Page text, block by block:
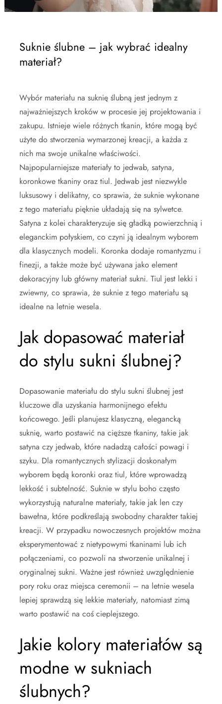
Suknie ślubne – jak wybrać idealny
materiał?
Wybór materiału na suknię ślubną jest jednym z
najważniejszych kroków w procesie jej projektowania i
zakupu. Istnieje wiele różnych tkanin, które mogą być
użyte do stworzenia wymarzonej kreacji, a każda z
nich ma swoje unikalne właściwości.
Najpopularniejsze materiały to jedwab, satyna,
koronkowe tkaniny oraz tiul. Jedwab jest niezwykle
luksusowy i delikatny, co sprawia, że suknie wykonane
z tego materiału pięknie układają się na sylwetce.
Satyna z kolei charakteryzuje się gładką powierzchnią i
eleganckim połyskiem, co czyni ją idealnym wyborem
dla klasycznych modeli. Koronka dodaje romantyzmu i
finezji, a także może być używana jako element
dekoracyjny lub główny materiał sukni. Tiul jest lekki i
zwiewny, co sprawia, że suknie z tego materiału są
idealne na letnie wesela.
Jak dopasować materiał
do stylu sukni ślubnej?
Dopasowanie materiału do stylu sukni ślubnej jest
kluczowe dla uzyskania harmonijnego efektu
końcowego. Jeśli planujesz klasyczną, elegancką
suknię, warto postawić na cięższe tkaniny, takie jak
satyna czy jedwab, które nadadzą całości powagi i
szyku. Dla romantycznych stylizacji doskonałym
wyborem będą koronki oraz tiul, które wprowadzą
lekkość i subtelność. Suknie w stylu boho często
wykorzystują naturalne materiały, takie jak len czy
bawełna, które podkreślają swobodny charakter takiej
kreacji. W przypadku nowoczesnych projektów można
eksperymentować z nietypowymi tkaninami lub ich
połączeniami, co pozwoli na stworzenie unikalnej i
oryginalnej sukni. Ważne jest również uwzględnienie
pory roku oraz miejsca ceremonii – na letnie wesela
lepiej sprawdzą się lekkie materiały, natomiast zimą
warto postawić na coś cieplejszego.
Jakie kolory materiałów są
modne w sukniach
ślubnych?